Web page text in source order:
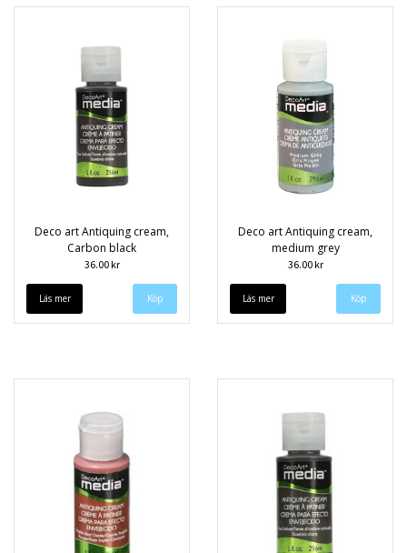
Deco art Antiquing cream,
Carbon black
36.00 kr
Läs mer
Deco art Antiquing cream,
medium grey
36.00 kr
Läs mer